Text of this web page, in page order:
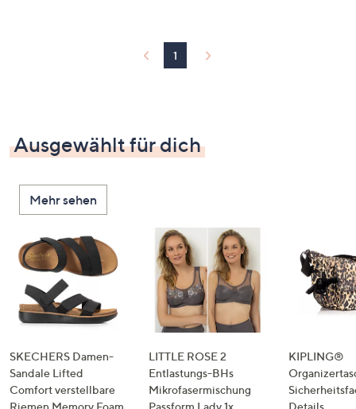
1
Ausgewählt für dich
Mehr sehen
SKECHERS Damen-
Sandale Lifted
Comfort verstellbare
Riemen Memory Foam
LITTLE ROSE 2
Entlastungs-BHs
Mikrofasermischung
Passform Lady 1x
KIPLING®
Details